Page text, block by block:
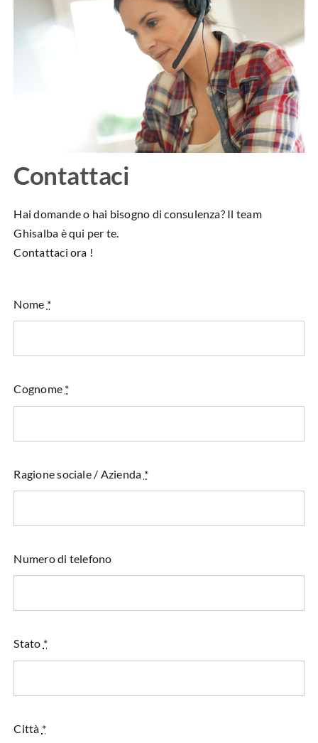
Contattaci
Hai domande o hai bisogno di consulenza? Il team
Ghisalba è qui per te.
Contattaci ora !
Nome *
Cognome *
Ragione sociale / Azienda *
Numero di telefono
Stato *
Città *